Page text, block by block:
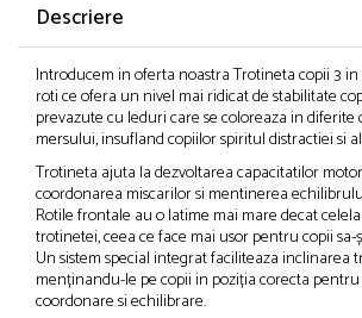
Descriere
Introducem in oferta noastra Trotineta copii 3 in
roti ce ofera un nivel mai ridicat de stabilitate
prevazute cu leduri care se coloreaza in
mersului, insufland copiilor spiritul distractiei si
Trotineta ajuta la dezvoltarea capacitatilor
coordonarea miscarilor si mentinerea
Rotile frontale au o latime mai mare decat
trotinetei, ceea ce face mai usor pentru copii
Un sistem special integrat faciliteaza inclinarea
menținandu-le pe copii in poziția corecta
coordonare si echilibrare.